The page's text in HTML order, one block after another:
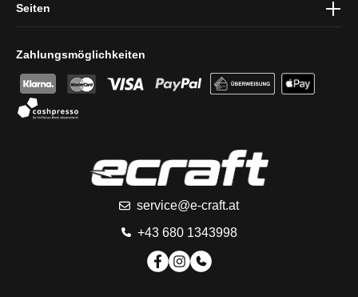
Zahlungsmöglichkeiten
service@e-craft.at
+43 680 1343998
Seiten